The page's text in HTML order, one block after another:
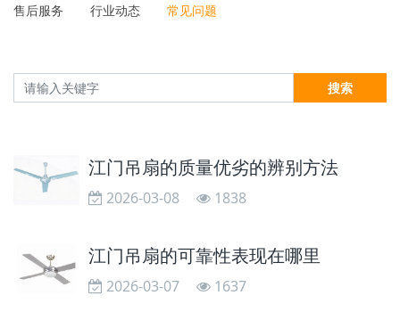
售后服务 行业动态 常见问题
搜索
江门吊扇的质量优劣的辨别方法
2026-03-08 1838
江门吊扇的可靠性表现在哪里
2026-03-07 1637